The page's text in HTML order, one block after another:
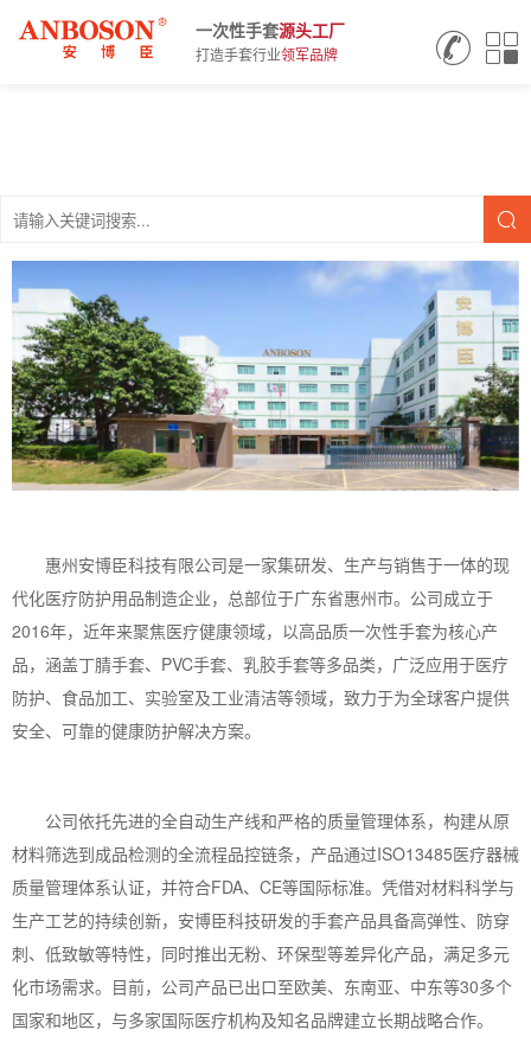
一次性手套源头工厂
打造手套行业领军品牌
惠州安博臣科技有限公司是一家集研发、生产与销售于一体的现
代化医疗防护用品制造企业，总部位于广东省惠州市。公司成立于
2016年，近年来聚焦医疗健康领域，以高品质一次性手套为核心产
品，涵盖丁腈手套、PVC手套、乳胶手套等多品类，广泛应用于医疗
防护、食品加工、实验室及工业清洁等领域，致力于为全球客户提供
安全、可靠的健康防护解决方案。
公司依托先进的全自动生产线和严格的质量管理体系，构建从原
材料筛选到成品检测的全流程品控链条，产品通过ISO13485医疗器械
质量管理体系认证，并符合FDA、CE等国际标准。凭借对材料科学与
生产工艺的持续创新，安博臣科技研发的手套产品具备高弹性、防穿
刺、低致敏等特性，同时推出无粉、环保型等差异化产品，满足多元
化市场需求。目前，公司产品已出口至欧美、东南亚、中东等30多个
国家和地区，与多家国际医疗机构及知名品牌建立长期战略合作。